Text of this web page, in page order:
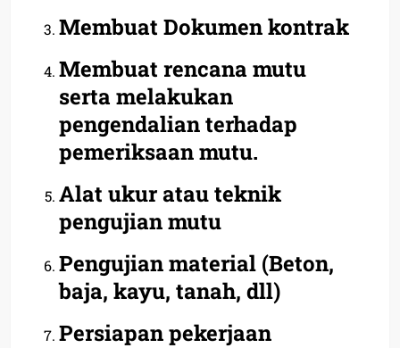
Membuat Dokumen kontrak
Membuat rencana mutu
serta melakukan
pengendalian terhadap
pemeriksaan mutu.
Alat ukur atau teknik
pengujian mutu
Pengujian material (Beton,
baja, kayu, tanah, dll)
Persiapan pekerjaan